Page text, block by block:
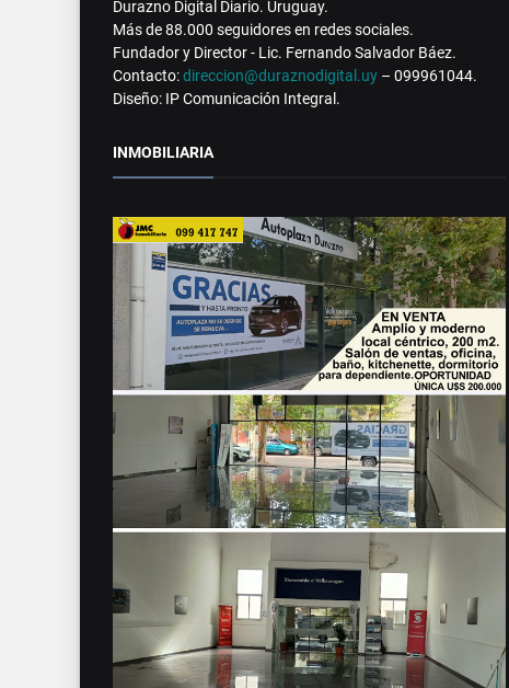
Durazno Digital Diario. Uruguay.
Más de 88.000 seguidores en redes sociales.
Fundador y Director - Lic. Fernando Salvador Báez.
Contacto:direccion@duraznodigital.uy – 099961044.
Diseño: IP Comunicación Integral.
INMOBILIARIA